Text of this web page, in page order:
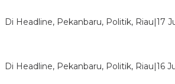
Di Headline, Pekanbaru, Politik, Riau|17
Di Headline, Pekanbaru, Politik, Riau|16